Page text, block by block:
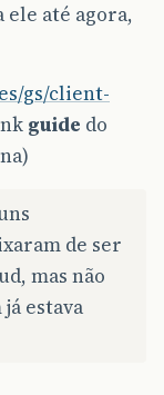
ele até agora,
gs/client-
guide do
de ser
mas não
estava